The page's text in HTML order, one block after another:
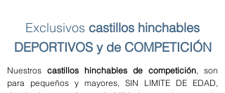
Exclusivos castillos hinchables
DEPORTIVOS y de COMPETICIÓN
Nuestros castillos hinchables de competición, son
para pequeños y mayores, SIN LIMITE DE EDAD,